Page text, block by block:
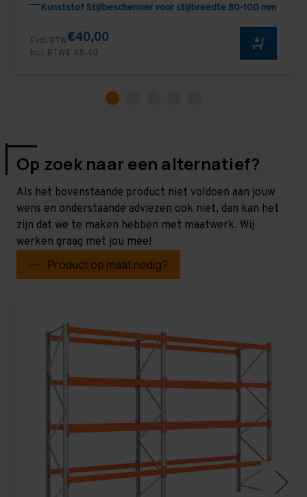
Kunststof Stijlbeschermer voor stijlbreedte 80-100 mm
Excl. BTW€40,00
Incl. BTW€ 48,40
Op zoek naar een alternatief?
Als het bovenstaande product niet voldoen aan jouw
wens en onderstaande adviezen ook niet, dan kan het
zijn dat we te maken hebben met maatwerk. Wij
werken graag met jou mee!
Product op maat nodig?